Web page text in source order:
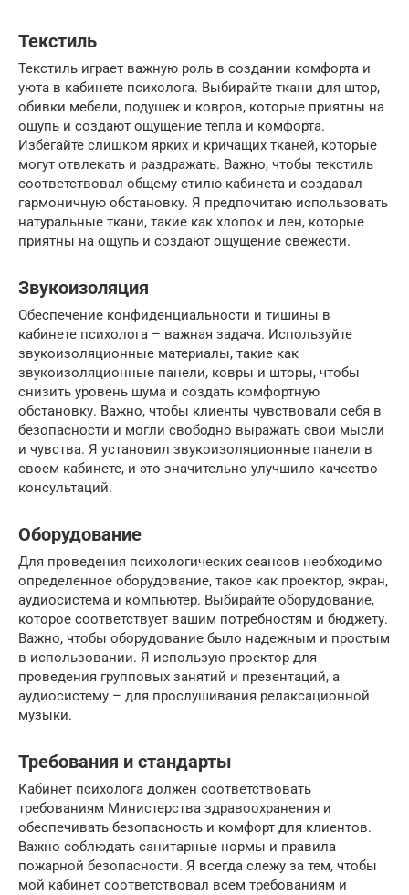
Текстиль
Текстиль играет важную роль в создании комфорта и
уюта в кабинете психолога. Выбирайте ткани для штор,
обивки мебели, подушек и ковров, которые приятны на
ощупь и создают ощущение тепла и комфорта.
Избегайте слишком ярких и кричащих тканей, которые
могут отвлекать и раздражать. Важно, чтобы текстиль
соответствовал общему стилю кабинета и создавал
гармоничную обстановку. Я предпочитаю использовать
натуральные ткани, такие как хлопок и лен, которые
приятны на ощупь и создают ощущение свежести.
Звукоизоляция
Обеспечение конфиденциальности и тишины в
кабинете психолога – важная задача. Используйте
звукоизоляционные материалы, такие как
звукоизоляционные панели, ковры и шторы, чтобы
снизить уровень шума и создать комфортную
обстановку. Важно, чтобы клиенты чувствовали себя в
безопасности и могли свободно выражать свои мысли
и чувства. Я установил звукоизоляционные панели в
своем кабинете, и это значительно улучшило качество
консультаций.
Оборудование
Для проведения психологических сеансов необходимо
определенное оборудование, такое как проектор, экран,
аудиосистема и компьютер. Выбирайте оборудование,
которое соответствует вашим потребностям и бюджету.
Важно, чтобы оборудование было надежным и простым
в использовании. Я использую проектор для
проведения групповых занятий и презентаций, а
аудиосистему – для прослушивания релаксационной
музыки.
Требования и стандарты
Кабинет психолога должен соответствовать
требованиям Министерства здравоохранения и
обеспечивать безопасность и комфорт для клиентов.
Важно соблюдать санитарные нормы и правила
пожарной безопасности. Я всегда слежу за тем, чтобы
мой кабинет соответствовал всем требованиям и